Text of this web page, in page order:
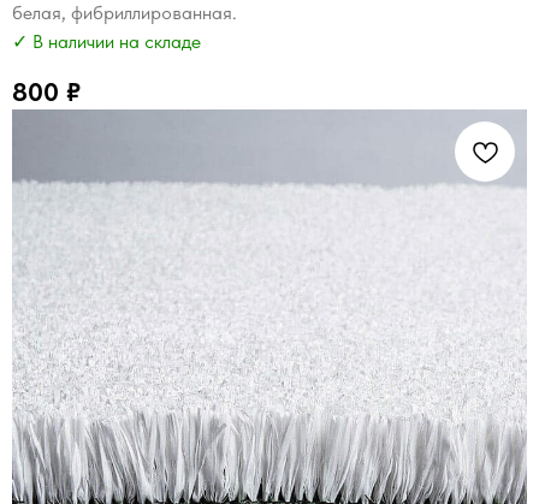
белая, фибриллированная.
✓ В наличии на складе
800 ₽